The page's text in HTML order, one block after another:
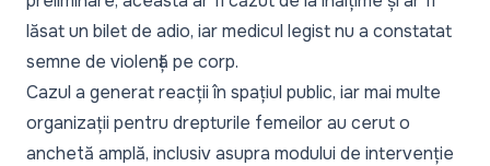
lăsat un bilet de adio, iar medicul legist nu a constatat
semne de violență pe corp.
Cazul a generat reacții în spațiul public, iar mai multe
organizații pentru drepturile femeilor au cerut o
anchetă amplă, inclusiv asupra modului de intervenție